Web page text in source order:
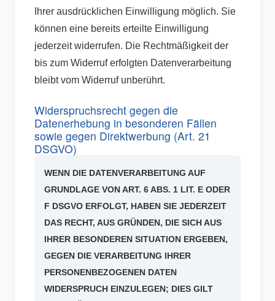
Ihrer ausdrücklichen Einwilligung möglich. Sie
können eine bereits erteilte Einwilligung
jederzeit widerrufen. Die Rechtmäßigkeit der
bis zum Widerruf erfolgten Datenverarbeitung
bleibt vom Widerruf unberührt.
Widerspruchsrecht gegen die
Datenerhebung in besonderen Fällen
sowie gegen Direktwerbung (Art. 21
DSGVO)
WENN DIE DATENVERARBEITUNG AUF
GRUNDLAGE VON ART. 6 ABS. 1 LIT. E ODER
F DSGVO ERFOLGT, HABEN SIE JEDERZEIT
DAS RECHT, AUS GRÜNDEN, DIE SICH AUS
IHRER BESONDEREN SITUATION ERGEBEN,
GEGEN DIE VERARBEITUNG IHRER
PERSONENBEZOGENEN DATEN
WIDERSPRUCH EINZULEGEN; DIES GILT